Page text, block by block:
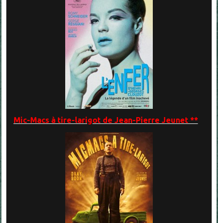
Mic-Macs à tire-larigot de Jean-Pierre Jeunet **